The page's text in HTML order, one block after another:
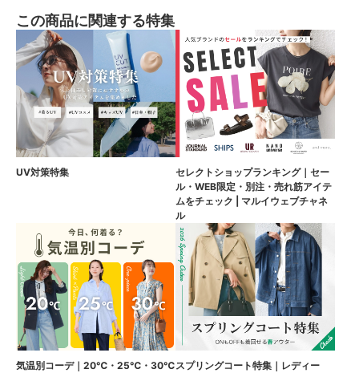
この商品に関連する特集
UV対策特集
セレクトショップランキング｜セー
ル・WEB限定・別注・売れ筋アイテ
ムをチェック | マルイウェブチャネ
ル
気温別コーデ｜20℃・25℃・30℃スプリングコート特集｜レディー